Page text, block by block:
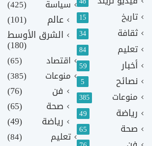
تاريخ 15
ثقافة 34
تعليم 84
أخبار 59
نصائح 5
منوعات 385
رياضة 49
صحة 65
سياسة
(425)
عالم
(101)
الشرق الأوسط
(180)
اقتصاد
(65)
منوعات
(385)
فن
(76)
صحة
(65)
رياضة
(49)
تعليم (84)